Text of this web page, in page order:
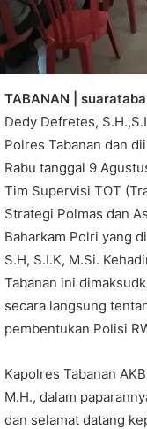
TABANAN |
Dedy Defretes,
Polres Tabanan dan
Rabu tanggal 9
Tim Supervisi TOT
Strategi Polmas dan
Baharkam Polri yang
S.H, S.I.K, M.Si.
Tabanan ini
secara langsung
pembentukan Polisi
Kapolres Tabanan
M.H., dalam
dan selamat datang